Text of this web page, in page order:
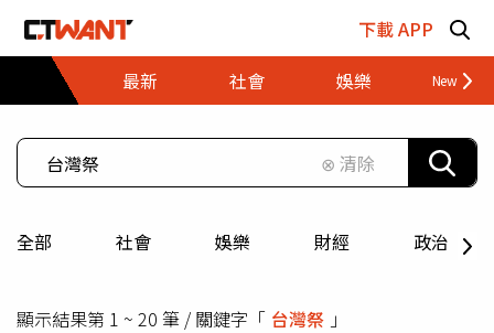
下載 APP
最新
社會 娛樂 財經
⊗ 清除
全部 社會 娛樂 財經 政治
顯示結果第 1 ~ 20 筆 / 關鍵字「 台灣祭 」